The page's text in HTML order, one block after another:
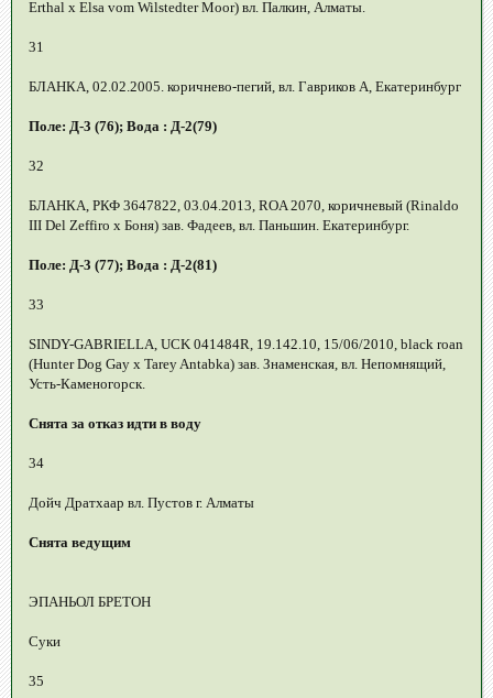
Erthal x Elsa vom Wilstedter Moor) вл. Палкин, Алматы.
31
БЛАНКА, 02.02.2005. коричнево-пегий, вл. Гавриков А, Екатеринбург
Поле: Д-3 (76); Вода : Д-2(79)
32
БЛАНКА, РКФ 3647822, 03.04.2013, ROA 2070, коричневый (Rinaldo
III Del Zeffiro x Боня) зав. Фадеев, вл. Паньшин. Екатеринбург.
Поле: Д-3 (77); Вода : Д-2(81)
33
SINDY-GABRIELLA, UCK 041484R, 19.142.10, 15/06/2010, black roan
(Hunter Dog Gay x Tarey Antabka) зав. Знаменская, вл. Непомнящий,
Усть-Каменогорск.
Снята за отказ идти в воду
34
Дойч Дратхаар вл. Пустов г. Алматы
Снята ведущим
ЭПАНЬОЛ БРЕТОН
Суки
35